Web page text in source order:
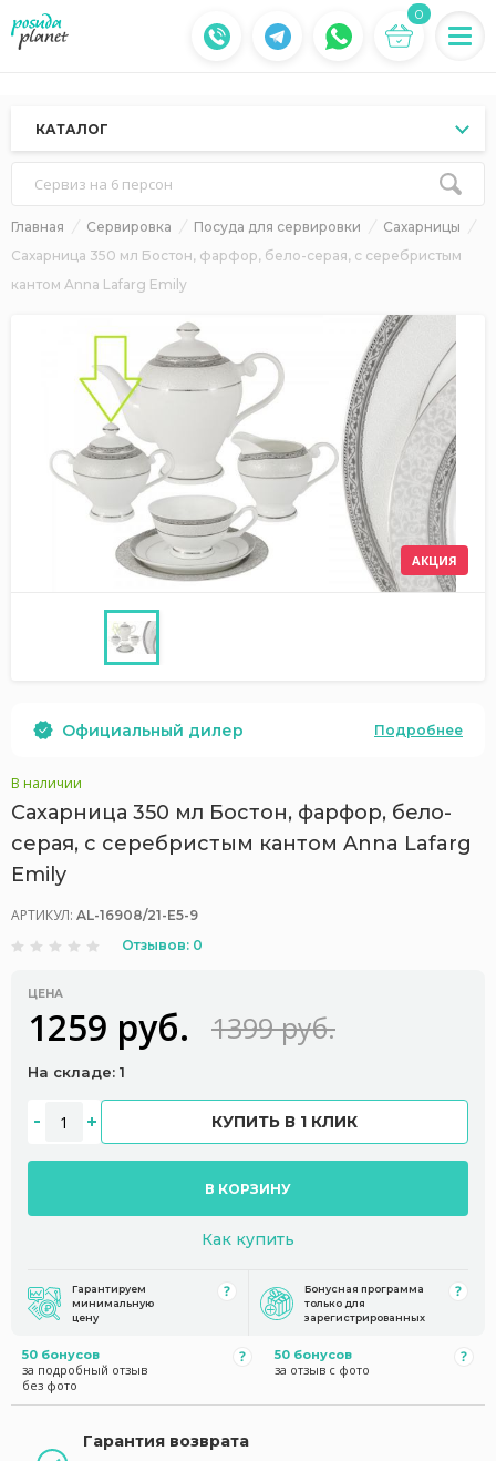
0
КАТАЛОГ
Сервиз на 6 персон
Главная Сервировка Посуда для сервировки
Сахарницы
Сахарница 350 мл Бостон, фарфор, бело-серая, с серебристым
кантом Anna Lafarg Emily
АКЦИЯ
Официальный дилер Подробнее
В наличии
Сахарница 350 мл Бостон, фарфор, бело-
серая, с серебристым кантом Anna Lafarg
Emily
АРТИКУЛ: AL-16908/21-E5-9
Отзывов: 0
ЦЕНА
1259 руб. 1399 руб.
На складе: 1
КУПИТЬ В 1 КЛИК
В КОРЗИНУ
Как купить
Гарантируем
минимальную
цену
Бонусная программа
только для
зарегистрированных
50 бонусов
за подробный отзыв
без фото
50 бонусов
за отзыв с фото
Гарантия возврата